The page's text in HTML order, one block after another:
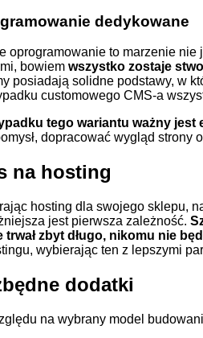
dedykowane
oprogramowanie to marzenie
bowiem wszystko zostaje
posiadają solidne podstawy, w
customowego CMS-a
tego wariantu ważny jest
dopracować wygląd strony
na hosting
hosting dla swojego sklepu,
jest pierwsza zależność.
trwał zbyt długo, nikomu nie
wybierając ten z lepszymi
dodatki
na wybrany model